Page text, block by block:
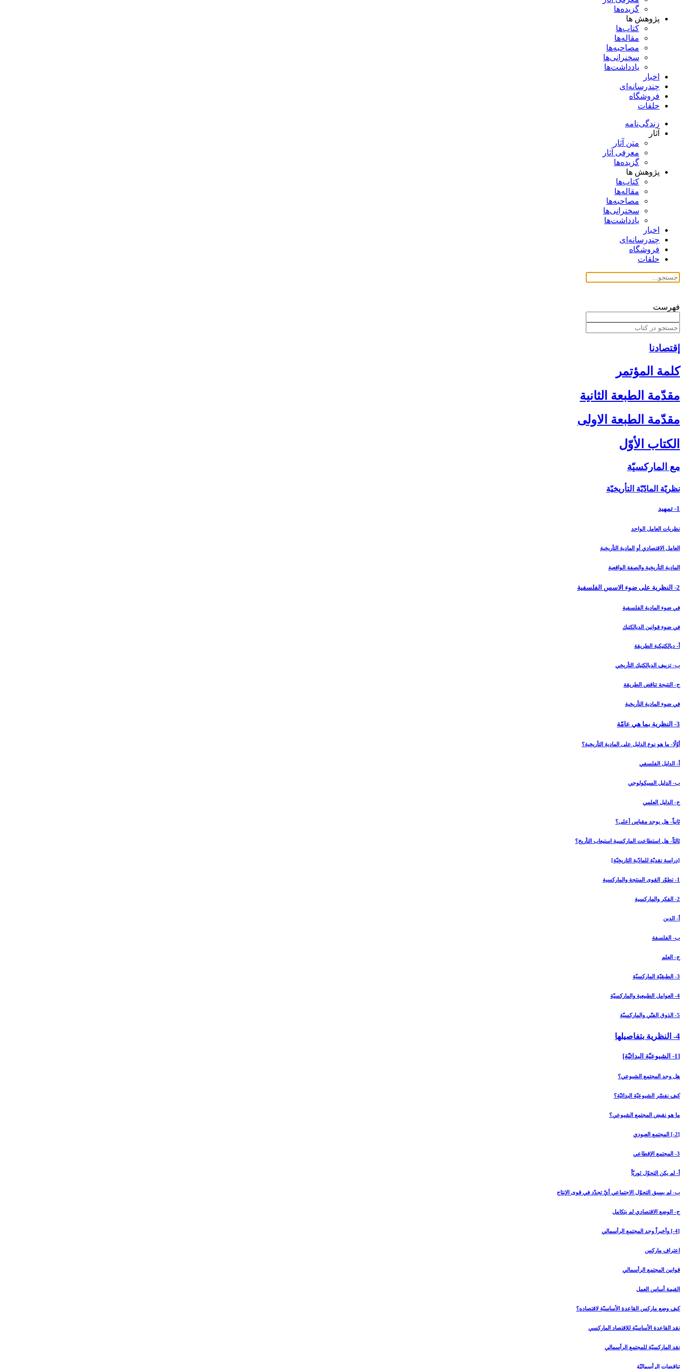
گزیده‌ها
پژوهش ها
کتاب‌ها
مقاله‌ها
مصاحبه‌ها
سخنرانی‌ها
یادداشت‌ها
اخبار
چندرسانه‌ای
فروشگاه
حلقات
زندگی‌نامه
آثار
متن آثار
معرفی آثار
گزیده‌ها
پژوهش ها
کتاب‌ها
مقاله‌ها
مصاحبه‌ها
سخنرانی‌ها
یادداشت‌ها
اخبار
چندرسانه‌ای
فروشگاه
حلقات
فهرست
إقتصادنا
كلمة المؤتمر
مقدّمة الطبعة الثانية
مقدّمة الطبعة الاولى‏
الكتاب الأوّل‏
مع الماركسيّة
نظريّة المادّيّة التأريخيّة
1- تمهيد
نظريات العامل الواحد
العامل الاقتصادي أو المادية التأريخية
المادية التأريخية والصفة الواقعية
2- النظرية على ضوء الاسس الفلسفية
في ضوء المادية الفلسفية
في ضوء قوانين الديالكتيك
أ- ديالكتيكية الطريقة
ب- تزييف الديالكتيك التأريخي
ج- النتيجة تناقض الطريقة
في ضوء المادية التأريخية
3- النظرية بما هي عامّة
أوّلًا- ما هو نوع الدليل على المادية التأريخية؟
أ- الدليل الفلسفي
ب- الدليل السيكولوجي
ج- الدليل العلمي
ثانياً- هل يوجد مقياس أعلى؟
ثالثاً- هل استطاعت الماركسية استيعاب التأريخ؟
[دراسة نقديّة للمادّية التاريخيّة]
1- تطوّر القوى المنتجة والماركسية
2- الفكر والماركسية
أ- الدين
ب- الفلسفة
ج- العلم
3- الطبقيّة الماركسيّة
4- العوامل الطبيعية والماركسيّة
5- الذوق الفنّي والماركسيّة
4- النظرية بتفاصيلها
[1- الشيوعيّة البدائيّة]
هل وجد المجتمع الشيوعي؟
كيف نفسّر الشيوعيّة البدائيّة؟
ما هو نقيض المجتمع الشيوعي؟
[2-] المجتمع العبودي‏
3- المجتمع الإقطاعي‏
أ- لم يكن التحوّل ثوريّاً
ب- لم يسبق التحوّل الاجتماعي أيّ تجدّد في قوى الإنتاج
ج- الوضع الاقتصادي لم يتكامل
[4-] وأخيراً وجد المجتمع الرأسمالي‏
اعتراف ماركس
قوانين المجتمع الرأسمالي
القيمة أساس العمل
كيف وضع ماركس القاعدة الأساسيّة لاقتصاده؟
نقد القاعدة الأساسيّة للاقتصاد الماركسي
نقد الماركسيّة للمجتمع الرأسمالي
تناقضات الرأسماليّة